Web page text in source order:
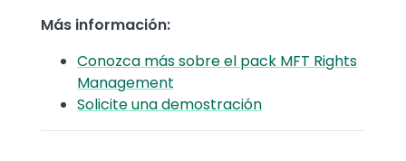
Más información:
Conozca más sobre el pack MFT Rights
Management
Solicite una demostración